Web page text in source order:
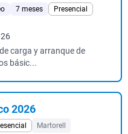
7 meses
Presencial
carga y arranque de
básic...
2026
Martorell